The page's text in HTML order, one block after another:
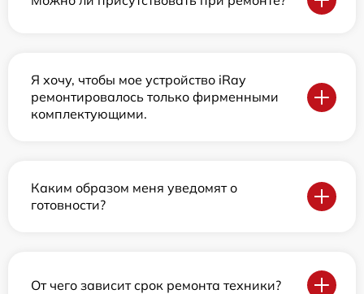
Я хочу, чтобы мое устройство iRay
ремонтировалось только фирменными
комплектующими.
Каким образом меня уведомят о
готовности?
От чего зависит срок ремонта техники?